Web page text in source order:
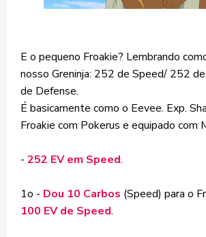
E o pequeno Froakie? Lembrando
nosso Greninja: 252 de Speed/ 252
de Defense.
É basicamente como o Eevee. Exp.
Froakie com Pokerus e equipado com
- 252 EV em Speed.
1o - Dou 10 Carbos (Speed) para o
100 EV de Speed.